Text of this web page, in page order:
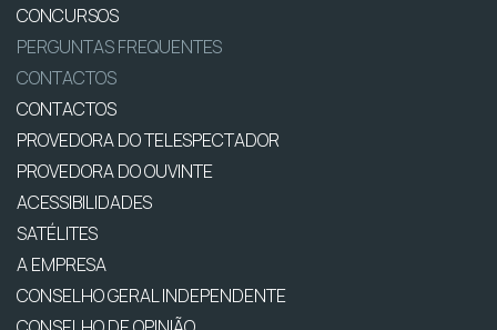
CONCURSOS
PERGUNTAS FREQUENTES
CONTACTOS
CONTACTOS
PROVEDORA DO TELESPECTADOR
PROVEDORA DO OUVINTE
ACESSIBILIDADES
SATÉLITES
A EMPRESA
CONSELHO GERAL INDEPENDENTE